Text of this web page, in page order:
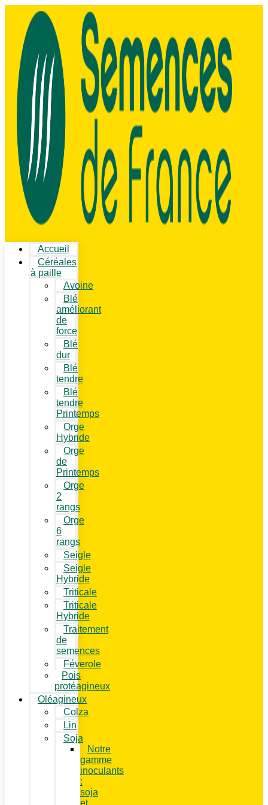
Accueil
Céréales
à paille
Avoine
Blé
améliorant
de
force
Blé
dur
Blé
tendre
Blé
tendre
Printemps
Orge
Hybride
Orge
de
Printemps
Orge
2
rangs
Orge
6
rangs
Seigle
Seigle
Hybride
Triticale
Triticale
Hybride
Traitement
de
semences
Féverole
Pois
protéagineux
Oléagineux
Colza
Lin
Soja
Notre
gamme
inoculants
:
soja
et